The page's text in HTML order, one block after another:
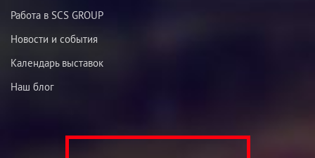
Работа в SCS GROUP
Новости и события
Календарь выставок
Наш блог